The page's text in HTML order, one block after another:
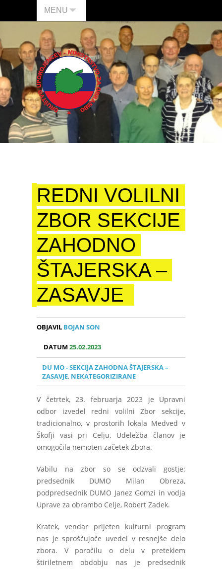
MENU
REDNI VOLILNI
ZBOR SEKCIJE
ZAHODNO
ŠTAJERSKA –
ZASAVJE
OBJAVIL BOJAN SON
DATUM25.02.2023
DU MO - SEKCIJA ZAHODNA ŠTAJERSKA –
ZASAVJE, NEKATEGORIZIRANE
V četrtek, 23. februarja 2023 je Upravni
odbor izvedel redni volilni Zbor sekcije,
tradicionalno, v prostorih lokala Medved v
Škofji vasi pri Celju. Udeležba članov je
omogočila nemoten začetek Zbora.
Vabilu na zbor so se odzvali gostje:
predsednik DUMO Milan Obreza,
podpredsednik DUMO Janez Gomzi in vodja
Uprave za obrambo Celje, Robert Zadek.
Kratek, vendar prijeten kulturni program
nas je sproščujoče uvedel v resnejše delo
zbora. V poročilu o delu v preteklem
štiriletnem obdobju nas je predsednik